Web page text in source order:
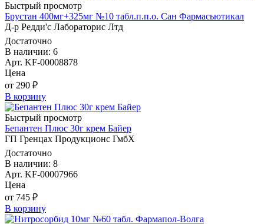
Быстрый просмотр
Брустан 400мг+325мг №10 табл.п.п.о. Сан Фармасьютикал
Д-р Редди'с Лабораторис Лтд
Достаточно
В наличии: 6
Арт. KF-00008878
Цена
от 290 ₽
В корзину
Быстрый просмотр
Бепантен Плюс 30г крем Байер
ГП Гренцах Продукционс ГмбХ
Достаточно
В наличии: 8
Арт. KF-00007966
Цена
от 745 ₽
В корзину